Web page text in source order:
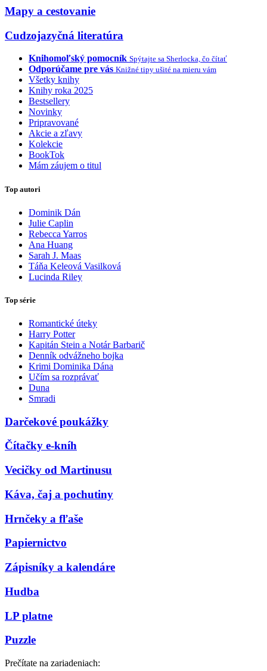
Mapy a cestovanie
Cudzojazyčná literatúra
Knihomoľský pomocník Spýtajte sa Sherlocka, čo čítať
Odporúčame pre vás Knižné tipy ušité na mieru vám
Všetky knihy
Knihy roka 2025
Bestsellery
Novinky
Pripravované
Akcie a zľavy
Kolekcie
BookTok
Mám záujem o titul
Top autori
Dominik Dán
Julie Caplin
Rebecca Yarros
Ana Huang
Sarah J. Maas
Táňa Keleová Vasilková
Lucinda Riley
Top série
Romantické úteky
Harry Potter
Kapitán Stein a Notár Barbarič
Denník odvážneho bojka
Krimi Dominika Dána
Učím sa rozprávať
Duna
Smradi
Darčekové poukážky
Čítačky e-kníh
Vecičky od Martinusu
Káva, čaj a pochutiny
Hrnčeky a fľaše
Papiernictvo
Zápisníky a kalendáre
Hudba
LP platne
Puzzle
Prečítate na zariadeniach: